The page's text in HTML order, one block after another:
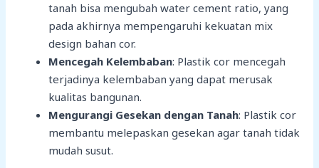
tanah bisa mengubah water cement ratio, yang
pada akhirnya mempengaruhi kekuatan mix
design bahan cor.
Mencegah Kelembaban: Plastik cor mencegah
terjadinya kelembaban yang dapat merusak
kualitas bangunan.
Mengurangi Gesekan dengan Tanah: Plastik cor
membantu melepaskan gesekan agar tanah tidak
mudah susut.